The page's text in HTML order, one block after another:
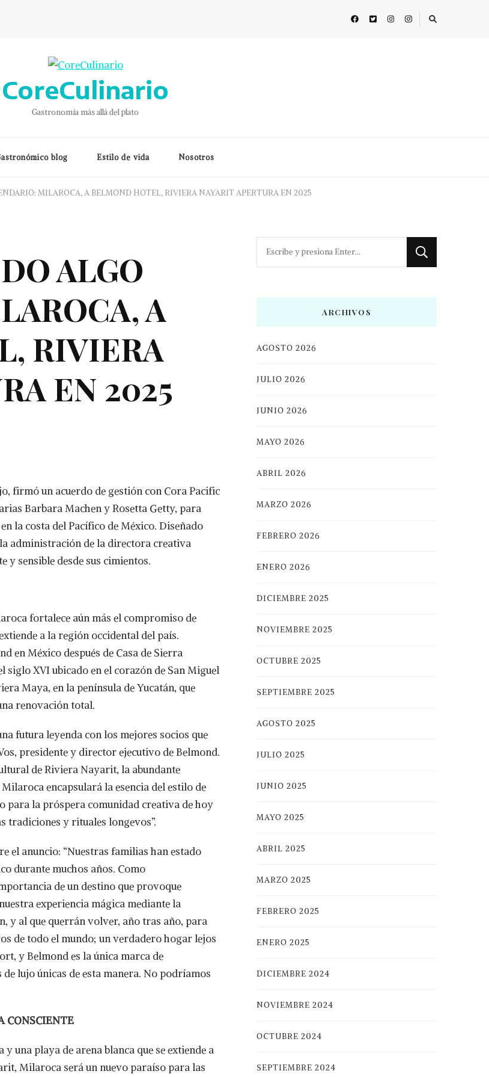
CoreCulinario
Gastronomía más allá del plato
blog Estilo de vida Nosotros
MILAROCA, A BELMOND HOTEL, RIVIERA NAYARIT APERTURA EN 2025
ALGO
A
RIVIERA
EN 2025
firmó un acuerdo de gestión con Cora Pacific
Barbara Machen y Rosetta Getty, para
la costa del Pacífico de México. Diseñado
administración de la directora creativa
y sensible desde sus cimientos.
fortalece aún más el compromiso de
a la región occidental del país.
en México después de Casa de Sierra
XVI ubicado en el corazón de San Miguel
Maya, en la península de Yucatán, que
renovación total.
futura leyenda con los mejores socios que
presidente y director ejecutivo de Belmond.
de Riviera Nayarit, la abundante
encapsulará la esencia del estilo de
para la próspera comunidad creativa de hoy
tradiciones y rituales longevos”.
el anuncio: “Nuestras familias han estado
durante muchos años. Como
de un destino que provoque
experiencia mágica mediante la
y al que querrán volver, año tras año, para
de todo el mundo; un verdadero hogar lejos
y Belmond es la única marca de
lujo únicas de esta manera. No podríamos
CONSCIENTE
una playa de arena blanca que se extiende a
Milaroca será un nuevo paraíso para las
¿Buscas
ARCHIVOS
AGOSTO 2026
JULIO 2026
JUNIO 2026
MAYO 2026
ABRIL 2026
MARZO 2026
FEBRERO 2026
ENERO 2026
DICIEMBRE 2025
NOVIEMBRE 2025
OCTUBRE 2025
SEPTIEMBRE 2025
AGOSTO 2025
JULIO 2025
JUNIO 2025
MAYO 2025
ABRIL 2025
MARZO 2025
FEBRERO 2025
ENERO 2025
DICIEMBRE 2024
NOVIEMBRE 2024
OCTUBRE 2024
SEPTIEMBRE 2024